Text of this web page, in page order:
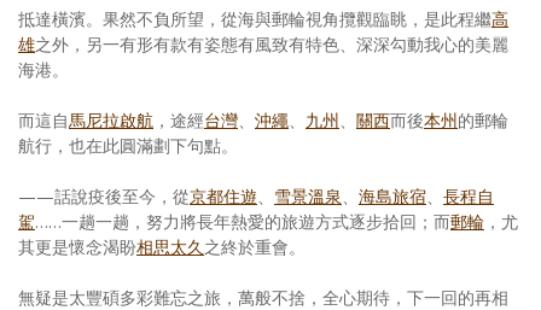
抵達橫濱。果然不負所望，從海與郵輪視角攬觀臨眺，是此程繼高
雄之外，另一有形有款有姿態有風致有特色、深深勾動我心的美麗
海港。
而這自馬尼拉啟航 ，途經台灣、 沖繩、 九州、 關西而後本州的郵輪
航行，也在此圓滿劃下句點。
——話說疫後至今，從京都住遊、 雪景溫泉、 海島旅宿、 長程自
駕……一趟一趟，努力將長年熱愛的旅遊方式逐步拾回；而郵輪 ，尤
其更是懷念渴盼相思太久之終於重會。
無疑是太豐碩多彩難忘之旅，萬般不捨，全心期待，下一回的再相